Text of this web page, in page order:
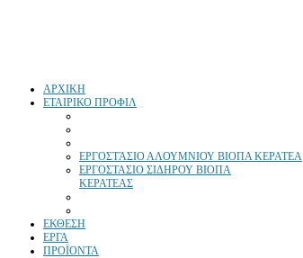
ΑΡΧΙΚΗ
ΕΤΑΙΡΙΚΟ ΠΡΟΦΙΛ
ΕΡΓΟΣΤΆΣΙΟ ΑΛΟΥΜΝΙΟΥ ΒΙΟΠΑ ΚΕΡΑΤΕΑ
ΕΡΓΟΣΤΑΣΙΟ ΣΙΔΗΡΟΥ ΒΙΟΠΑ
ΚΕΡΑΤΕΑΣ
ΕΚΘΕΣΗ
ΕΡΓΑ
ΠΡΟΪΟΝΤΑ